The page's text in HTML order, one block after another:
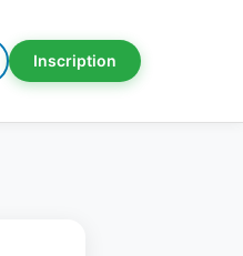
Inscription